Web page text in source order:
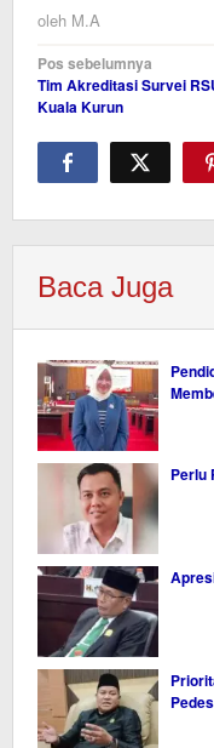
oleh M.A
Navigasi
pos
Pos sebelumnya
Tim Akreditasi Survei
Kuala Kurun
Baca Juga
Perlu